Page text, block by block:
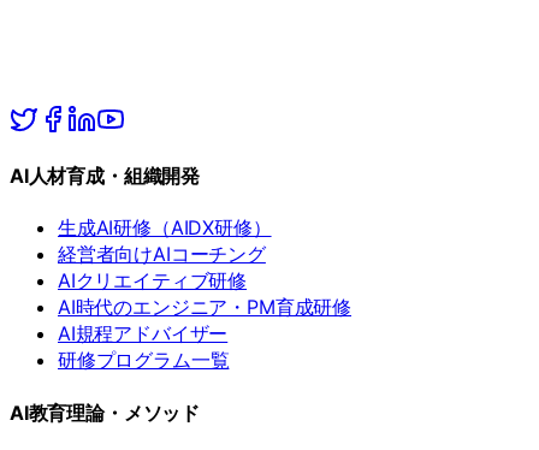
AI人材育成・組織開発
生成AI研修（AIDX研修）
経営者向けAIコーチング
AIクリエイティブ研修
AI時代のエンジニア・PM育成研修
AI規程アドバイザー
研修プログラム一覧
AI教育理論・メソッド